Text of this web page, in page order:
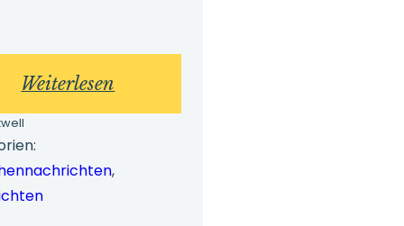
Weiterlesen
Arbeitnehmer-
2023
,